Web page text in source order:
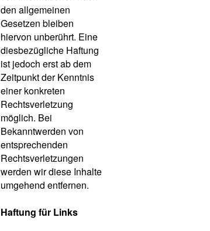
den allgemeinen
Gesetzen bleiben
hiervon unberührt. Eine
diesbezügliche Haftung
ist jedoch erst ab dem
Zeitpunkt der Kenntnis
einer konkreten
Rechtsverletzung
möglich. Bei
Bekanntwerden von
entsprechenden
Rechtsverletzungen
werden wir diese Inhalte
umgehend entfernen.
Haftung für Links